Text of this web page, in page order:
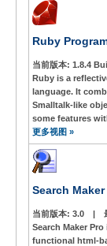
Ruby
当前版本: 1.8.4
Ruby is a
language. It
Smalltalk-like
some features
更多视图 »
Search Maker
当前版本: 3.0 |
Search Maker
functional html-